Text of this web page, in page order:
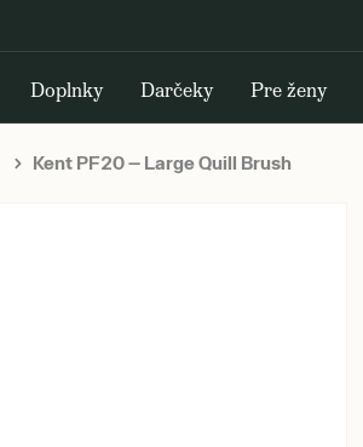
Doplnky Darčeky Pre ženy
Kent PF20 — Large Quill Brush